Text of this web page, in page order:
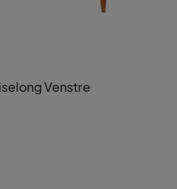
Venstre